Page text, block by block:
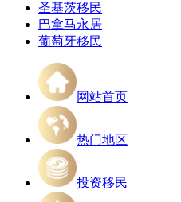
圣基茨移民
巴拿马永居
葡萄牙移民
网站首页
热门地区
投资移民